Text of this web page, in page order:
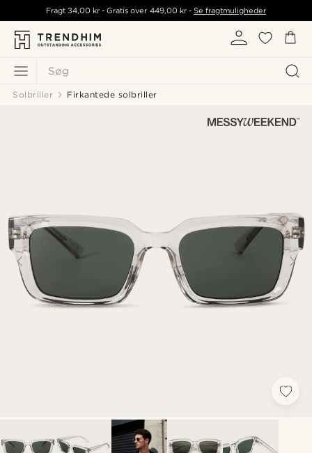
Søg
Fragt34,00 kr - Gratis over 449,00 kr- Se fragtmuligheder
Solbriller Firkantede solbriller